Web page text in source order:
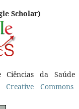
Scholar)
da Saúde
Creative